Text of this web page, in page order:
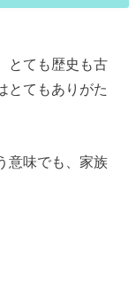
とても歴史も古
とてもありがた
意味でも、家族